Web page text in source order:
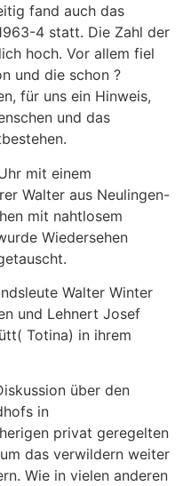
fand auch das
4 statt. Die Zahl der
hoch. Vor allem fiel
und die schon ?
für uns ein Hinweis,
und das
mit einem
Walter aus Neulingen-
mit nahtlosem
Wiedersehen
Walter Winter
und Lehnert Josef
Totina) in ihrem
über den
in
privat geregelten
das verwildern weiter
Wie in vielen anderen